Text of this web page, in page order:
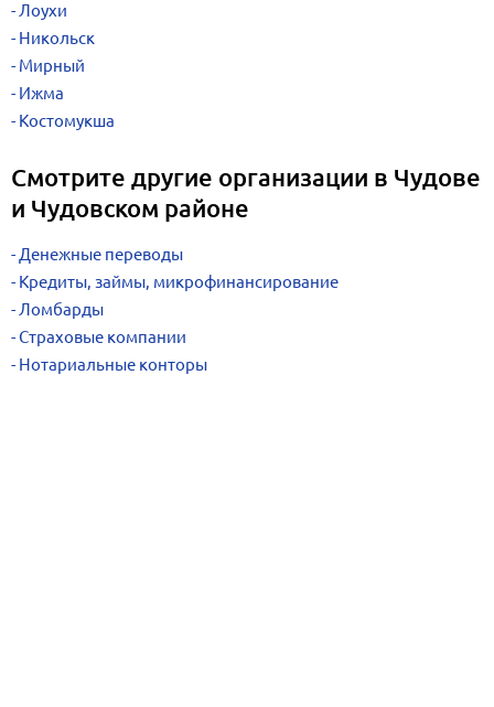
Лоухи
Никольск
Мирный
Ижма
Костомукша
Смотрите другие организации в Чудове
и Чудовском районе
Денежные переводы
Кредиты, займы, микрофинансирование
Ломбарды
Страховые компании
Нотариальные конторы